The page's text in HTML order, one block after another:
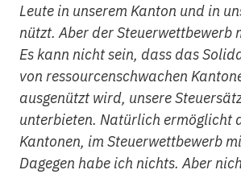
Leute in unserem Kanton und in
nützt. Aber der Steuerwettbewerb
Es kann nicht sein, dass das
von ressourcenschwachen
ausgenützt wird, unsere
unterbieten. Natürlich ermöglicht
Kantonen, im Steuerwettbewerb
Dagegen habe ich nichts. Aber